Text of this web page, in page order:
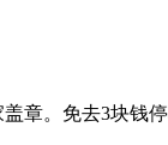
章。免去3块钱停